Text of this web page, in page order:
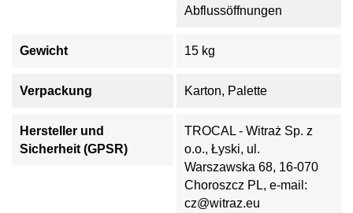
Abflussöffnungen
Gewicht 15 kg
Verpackung Karton, Palette
Hersteller und
Sicherheit (GPSR)
TROCAL - Witraż Sp. z
o.o., Łyski, ul.
Warszawska 68, 16-070
Choroszcz PL, e-mail:
cz@witraz.eu